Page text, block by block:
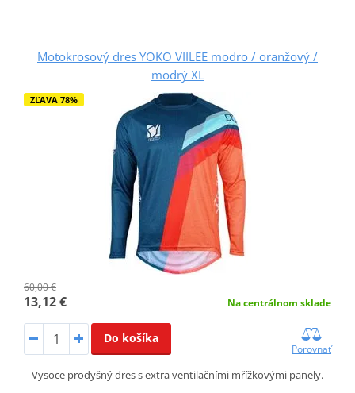
Motokrosový dres YOKO VIILEE modro / oranžový /
modrý XL
ZĽAVA 78%
60,00 €
13,12 € Na centrálnom sklade
Do košíka
Porovnať
Vysoce prodyšný dres s extra ventilačními mřížkovými panely.